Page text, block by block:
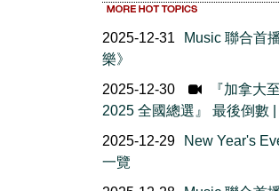
2025-12-31
Music 聯合首
樂》
2025-12-30
『加拿大
2025 全國總選』 最後倒數
2025-12-29
New Year's
一覽